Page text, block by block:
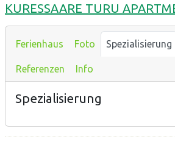
KURESSAARE TURU
Ferienhaus Foto Spezialisierung
Referenzen Info
Spezialisierung